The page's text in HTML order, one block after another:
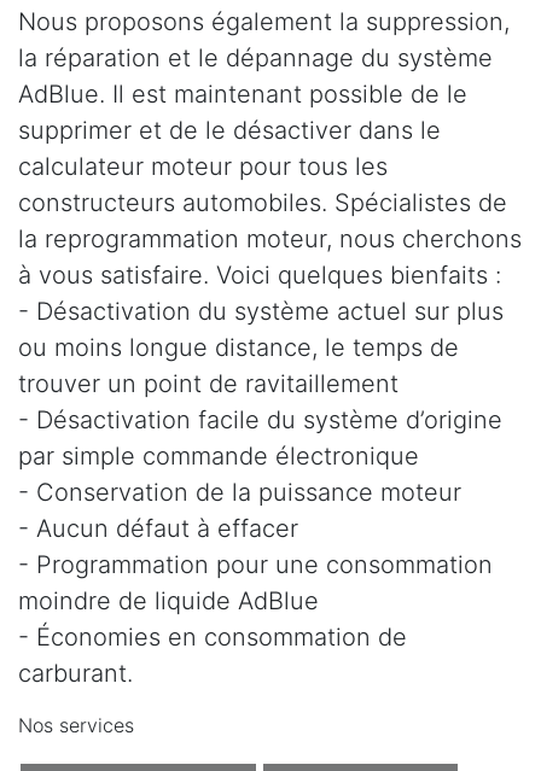
Nous proposons également la suppression,
la réparation et le dépannage du système
AdBlue. Il est maintenant possible de le
supprimer et de le désactiver dans le
calculateur moteur pour tous les
constructeurs automobiles. Spécialistes de
la reprogrammation moteur, nous cherchons
à vous satisfaire. Voici quelques bienfaits :
- Désactivation du système actuel sur plus
ou moins longue distance, le temps de
trouver un point de ravitaillement
- Désactivation facile du système d’origine
par simple commande électronique
- Conservation de la puissance moteur
- Aucun défaut à effacer
- Programmation pour une consommation
moindre de liquide AdBlue
- Économies en consommation de
carburant.
Nos services